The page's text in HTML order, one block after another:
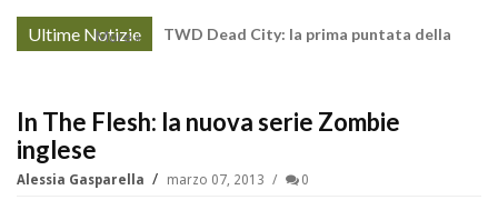
Ultime Notizie
More »
Nightborne: si rianimano i caduti affinchè
In The Flesh: la nuova serie Zombie
inglese
Alessia Gasparella marzo 07, 2013 0